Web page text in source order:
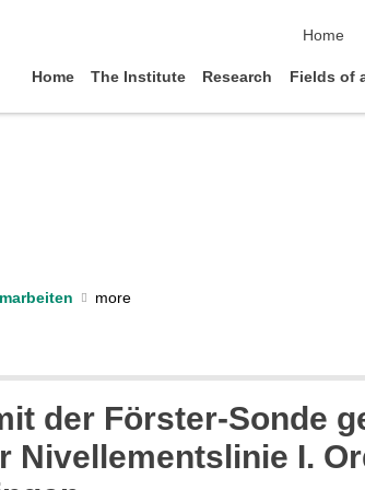
Home
Home The Institute Research Fields of
der Förster-Sonde
I.